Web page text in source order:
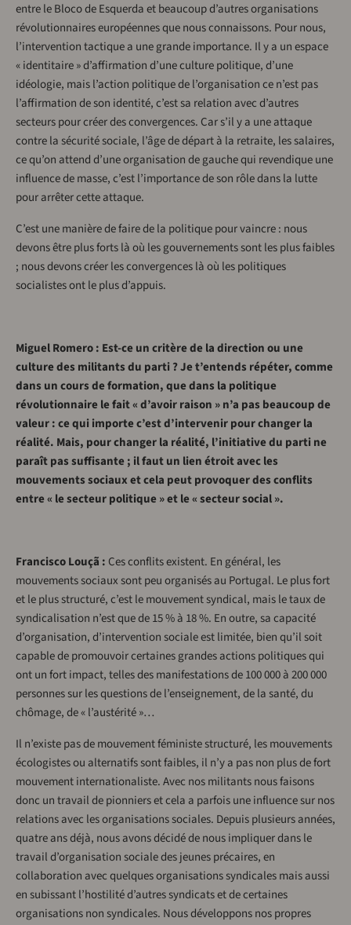
entre le Bloco de Esquerda et beaucoup d’autres organisations
révolutionnaires européennes que nous connaissons. Pour nous,
l’intervention tactique a une grande importance. Il y a un espace
« identitaire » d’affirmation d’une culture politique, d’une
idéologie, mais l’action politique de l’organisation ce n’est pas
l’affirmation de son identité, c’est sa relation avec d’autres
secteurs pour créer des convergences. Car s’il y a une attaque
contre la sécurité sociale, l’âge de départ à la retraite, les salaires,
ce qu’on attend d’une organisation de gauche qui revendique une
influence de masse, c’est l’importance de son rôle dans la lutte
pour arrêter cette attaque.
C’est une manière de faire de la politique pour vaincre : nous
devons être plus forts là où les gouvernements sont les plus faibles
; nous devons créer les convergences là où les politiques
socialistes ont le plus d’appuis.
Miguel Romero : Est-ce un critère de la direction ou une
culture des militants du parti ? Je t’entends répéter, comme
dans un cours de formation, que dans la politique
révolutionnaire le fait « d’avoir raison » n’a pas beaucoup de
valeur : ce qui importe c’est d’intervenir pour changer la
réalité. Mais, pour changer la réalité, l’initiative du parti ne
paraît pas suffisante ; il faut un lien étroit avec les
mouvements sociaux et cela peut provoquer des conflits
entre « le secteur politique » et le « secteur social ».
Francisco Louçã : Ces conflits existent. En général, les
mouvements sociaux sont peu organisés au Portugal. Le plus fort
et le plus structuré, c’est le mouvement syndical, mais le taux de
syndicalisation n’est que de 15 % à 18 %. En outre, sa capacité
d’organisation, d’intervention sociale est limitée, bien qu’il soit
capable de promouvoir certaines grandes actions politiques qui
ont un fort impact, telles des manifestations de 100 000 à 200 000
personnes sur les questions de l’enseignement, de la santé, du
chômage, de « l’austérité »…
Il n’existe pas de mouvement féministe structuré, les mouvements
écologistes ou alternatifs sont faibles, il n’y a pas non plus de fort
mouvement internationaliste. Avec nos militants nous faisons
donc un travail de pionniers et cela a parfois une influence sur nos
relations avec les organisations sociales. Depuis plusieurs années,
quatre ans déjà, nous avons décidé de nous impliquer dans le
travail d’organisation sociale des jeunes précaires, en
collaboration avec quelques organisations syndicales mais aussi
en subissant l’hostilité d’autres syndicats et de certaines
organisations non syndicales. Nous développons nos propres